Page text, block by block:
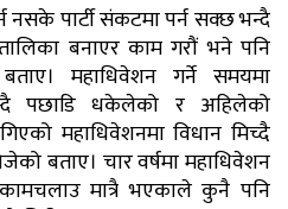
नसके पार्टी संकटमा पर्न सक्छ भन्दै
बनाएर काम गरौं भने पनि
महाधिवेशन गर्ने समयमा
पछाडि धकेलेको र अहिलेको
महाधिवेशनमा विधान मिच्दै
बताए। चार वर्षमा महाधिवेशन
मात्रै भएकाले कुनै पनि